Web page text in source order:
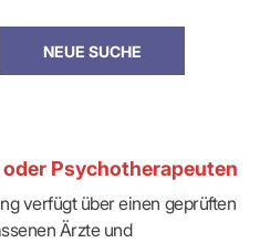
Psychotherapeuten
verfügt über einen geprüften
Ärzte und